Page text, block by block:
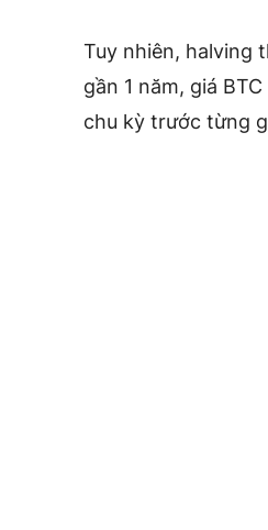
Tuy nhiên, halving
gần 1 năm, giá
chu kỳ trước từng